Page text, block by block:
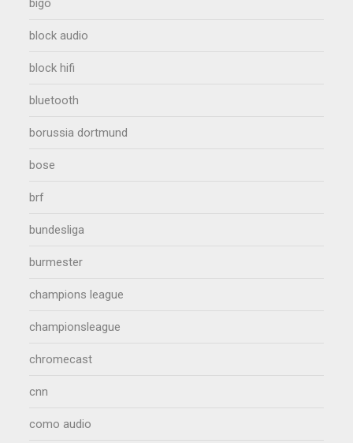
bigo
block audio
block hifi
bluetooth
borussia dortmund
bose
brf
bundesliga
burmester
champions league
championsleague
chromecast
cnn
como audio